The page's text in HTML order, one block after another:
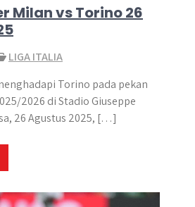
Milan vs Torino 26
LIGA ITALIA
Torino pada pekan
2026 di Stadio Giuseppe
26 Agustus 2025, […]